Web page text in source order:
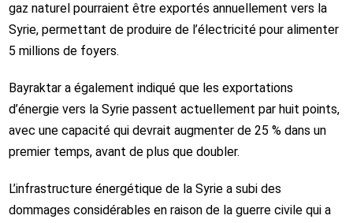
gaz naturel pourraient être exportés annuellement vers la
Syrie, permettant de produire de l’électricité pour alimenter
5 millions de foyers.
Bayraktar a également indiqué que les exportations
d’énergie vers la Syrie passent actuellement par huit points,
avec une capacité qui devrait augmenter de 25 % dans un
premier temps, avant de plus que doubler.
L’infrastructure énergétique de la Syrie a subi des
dommages considérables en raison de la guerre civile qui a